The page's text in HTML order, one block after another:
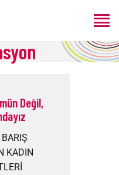
Değil,
KADIN